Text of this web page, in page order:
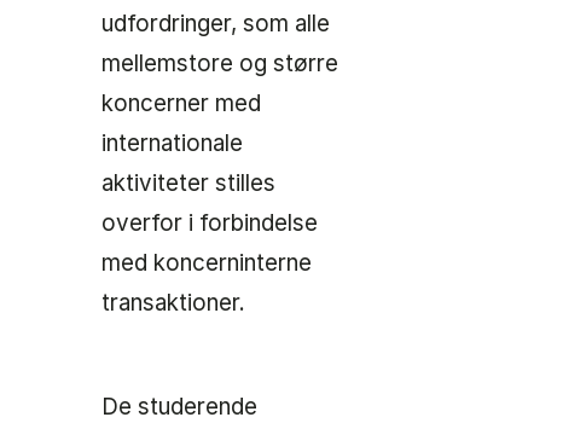
udfordringer, som alle
mellemstore og større
koncerner med
internationale
aktiviteter stilles
overfor i forbindelse
med koncerninterne
transaktioner.
De studerende